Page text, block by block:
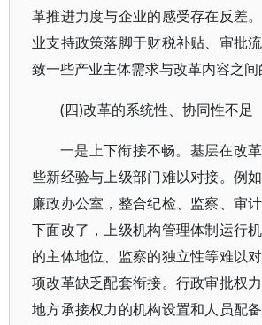
革推进力度与企业的感受存在反差
业支持政策落脚于财税补贴、审批
致一些产业主体需求与改革内容之间
(四)改革的系统性、协同性不足
一是上下衔接不畅。基层在改
些新经验与上级部门难以对接。例
廉政办公室，整合纪检、监察、审
下面改了，上级机构管理体制运行
的主体地位、监察的独立性等难以
项改革缺乏配套衔接。行政审批权
地方承接权力的机构设置和人员配